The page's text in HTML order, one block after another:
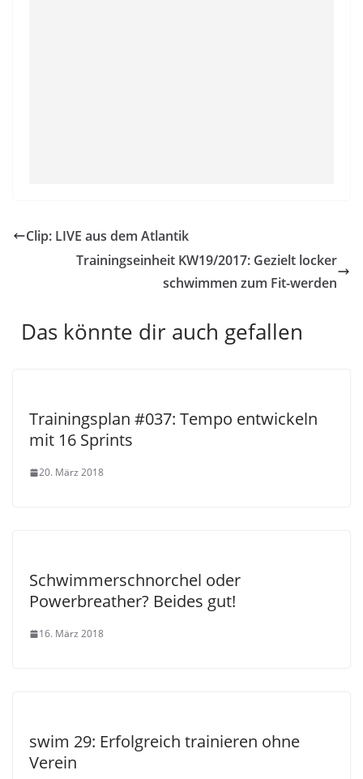
Clip: LIVE aus dem Atlantik
Trainingseinheit KW19/2017: Gezielt locker
schwimmen zum Fit-werden
Das könnte dir auch gefallen
Trainingsplan #037: Tempo entwickeln
mit 16 Sprints
20. März 2018
Schwimmerschnorchel oder
Powerbreather? Beides gut!
16. März 2018
swim 29: Erfolgreich trainieren ohne
Verein